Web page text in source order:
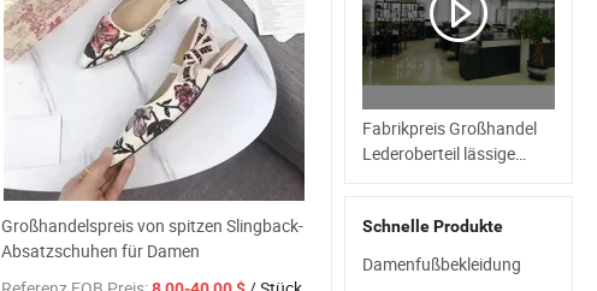
Großhandelspreis von spitzen Slingback-
Absatzschuhen für Damen
Fabrikpreis Großhandel
Lederoberteil lässige
Damenschuhe tragbar
Schnelle Produkte
Damenfußbekleidung